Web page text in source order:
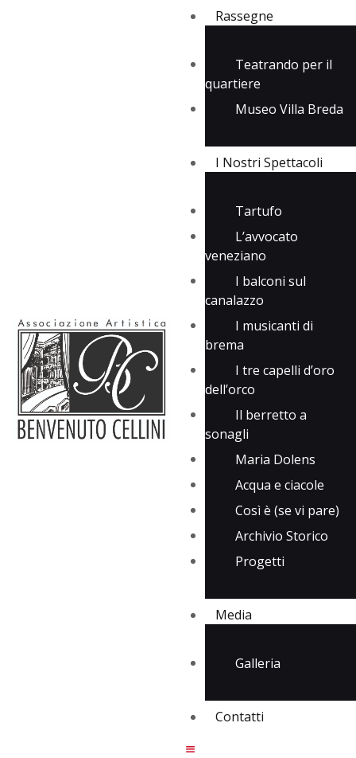
Rassegne
Teatrando per il
quartiere
Museo Villa Breda
I Nostri Spettacoli
Tartufo
L’avvocato
veneziano
I balconi sul
canalazzo
I musicanti di
brema
I tre capelli d’oro
dell’orco
Il berretto a
sonagli
Maria Dolens
Acqua e ciacole
Così è (se vi pare)
Archivio Storico
Progetti
Media
Galleria
Contatti
I Nostri Spettacoli